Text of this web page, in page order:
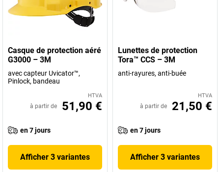
Casque de protection aéré
G3000 – 3M
avec capteur Uvicator™,
Pinlock, bandeau
HTVA
à partir de 51,90 €
en 7 jours
Afficher 3 variantes
Lunettes de protection
Tora™ CCS – 3M
anti-rayures, anti-buée
HTVA
à partir de 21,50 €
en 7 jours
Afficher 3 variantes